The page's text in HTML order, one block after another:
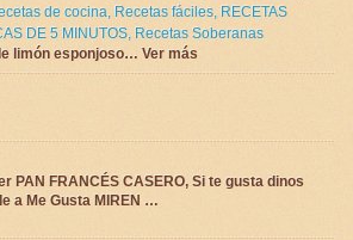
de cocina, Recetas fáciles, RECETAS
DE 5 MINUTOS, Recetas Soberanas
limón esponjoso… Ver más
PAN FRANCÉS CASERO, Si te gusta dinos
a Me Gusta MIREN …